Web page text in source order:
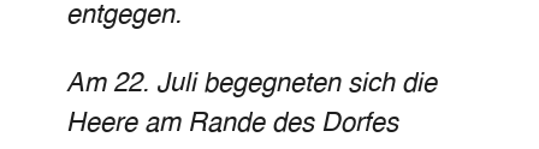
entgegen.
Am 22. Juli begegneten sich die
Heere am Rande des Dorfes